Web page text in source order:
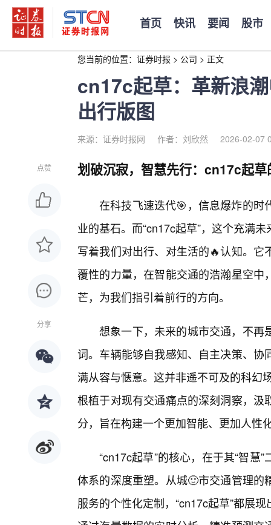
首页 快讯 要闻 股市
您当前的位置： 证券时报 > 公司 > 正文
cn17c起草：革新浪
出行版图
来源：证券时报网 作者：刘欣然 2026-02-07
点赞
分享
划破沉寂，智慧先行：cn17c起草
在科技飞速迭代🎯，信息爆炸的时
业的基石。而“cn17c起草”，这个充满
写着我们对出行、对生活的🔥认知。
覆性的力量，在智能交通的浩瀚星空
芒，为我们指引着前行的方向。
想象一下，未来的城市交通，不再
词。车辆能够自我感知、自主决策、
满从容与惬意。这并非遥不可及的科幻
根植于对现有交通痛点的深刻洞察，
分，旨在构建一个更加智能、更加人性
“cn17c起草”的核心，在于其“智慧
体系的深度重塑。从城🙂市交通管理
服务的个性化定制，“cn17c起草”都展